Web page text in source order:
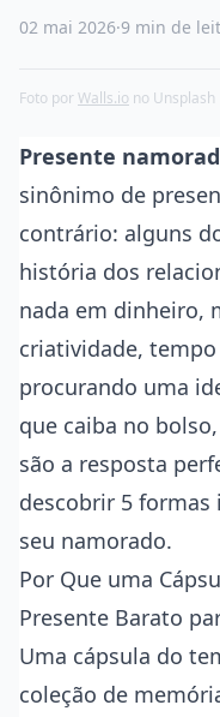
02 mai 2026·9 min de
Foto porWalls.io no Unsplash
Presente
sinônimo de
contrário: alguns
história dos
nada em dinheiro,
criatividade, tempo
procurando uma
que caiba no
são a resposta
descobrir 5 formas
seu namorado.
Por Que uma
Presente Barato
Uma cápsula do
coleção de